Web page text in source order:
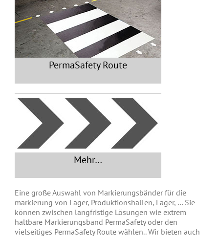
PermaSafety Route
Mehr…
Eine große Auswahl von Markierungsbänder für die
markierung von Lager, Produktionshallen, Lager, … Sie
können zwischen langfristige Lösungen wie extrem
haltbare Markierungsband PermaSafety oder den
vielseitiges PermaSafety Route wählen.. Wir bieten auch